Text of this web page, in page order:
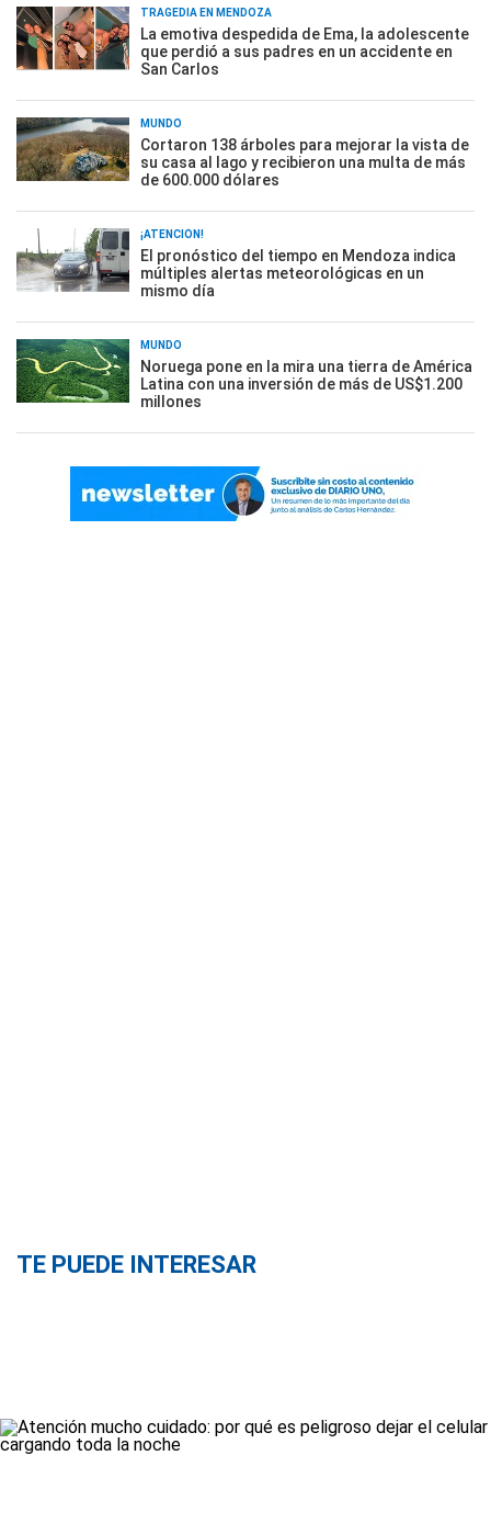
TRAGEDIA EN MENDOZA
La emotiva despedida de Ema, la adolescente
que perdió a sus padres en un accidente en
San Carlos
MUNDO
Cortaron 138 árboles para mejorar la vista de
su casa al lago y recibieron una multa de más
de 600.000 dólares
¡ATENCIÓN!
El pronóstico del tiempo en Mendoza indica
múltiples alertas meteorológicas en un
mismo día
MUNDO
Noruega pone en la mira una tierra de América
Latina con una inversión de más de US$1.200
millones
TE PUEDE INTERESAR